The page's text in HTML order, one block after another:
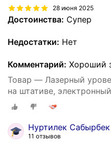
28 июня 2025
Достоинства: Супер
Недостатки: Нет
Комментарий: Хороший
Товар — Лазерный
на штативе,
самовыравнивающийся,
линий
Нуртилек Сабырбек
11 отзывов